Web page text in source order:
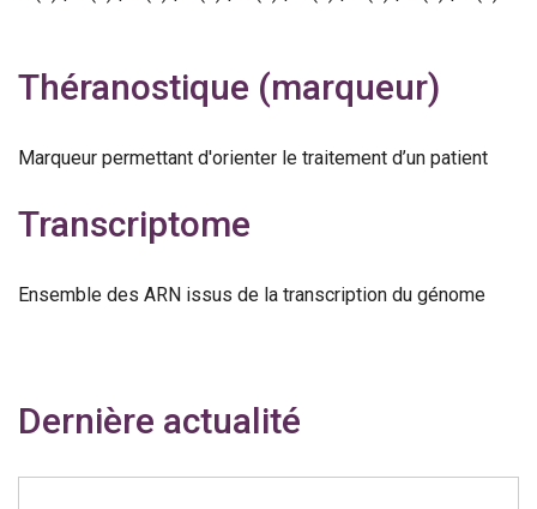
Théranostique (marqueur)
Marqueur permettant d'orienter le traitement d’un patient
Transcriptome
Ensemble des ARN issus de la transcription du génome
Dernière actualité